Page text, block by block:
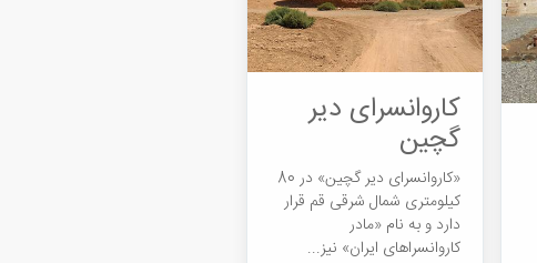
کاروانسرای دیر
گچین
«کاروانسرای دیر گچین» در 80
کیلومتری شمال شرقی قم قرار
دارد و به نام «مادر
کاروانسراهای ایران» نیز...